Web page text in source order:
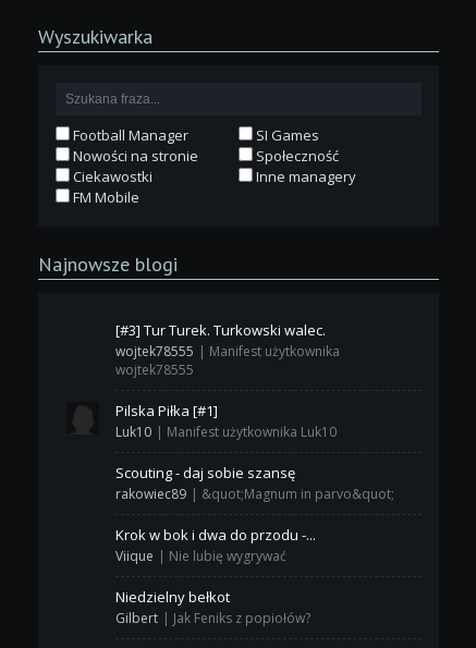
Wyszukiwarka
Football Manager
SI Games
Nowości na stronie
Społeczność
Ciekawostki
Inne managery
FM Mobile
Najnowsze blogi
[#3] Tur Turek. Turkowski walec.
wojtek78555 | Manifest użytkownika
wojtek78555
Pilska Piłka [#1]
Luk10 | Manifest użytkownika Luk10
Scouting - daj sobie szansę
rakowiec89 | &quot;Magnum in parvo&quot;
Krok w bok i dwa do przodu -...
Viique | Nie lubię wygrywać
Niedzielny bełkot
Gilbert | Jak Feniks z popiołów?